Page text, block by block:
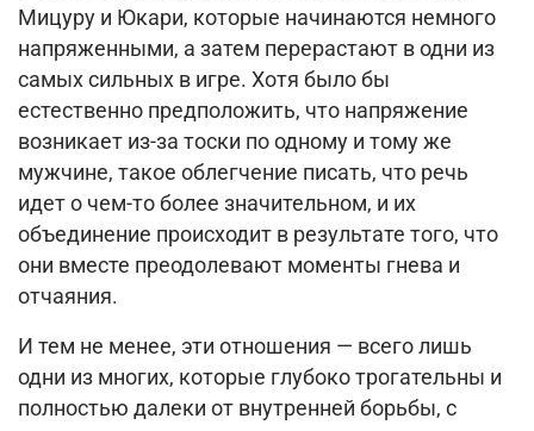
Мицуру и Юкари, которые начинаются немного
напряженными, а затем перерастают в одни из
самых сильных в игре. Хотя было бы
естественно предположить, что напряжение
возникает из-за тоски по одному и тому же
мужчине, такое облегчение писать, что речь
идет о чем-то более значительном, и их
объединение происходит в результате того, что
они вместе преодолевают моменты гнева и
отчаяния.
И тем не менее, эти отношения — всего лишь
одни из многих, которые глубоко трогательны и
полностью далеки от внутренней борьбы, с